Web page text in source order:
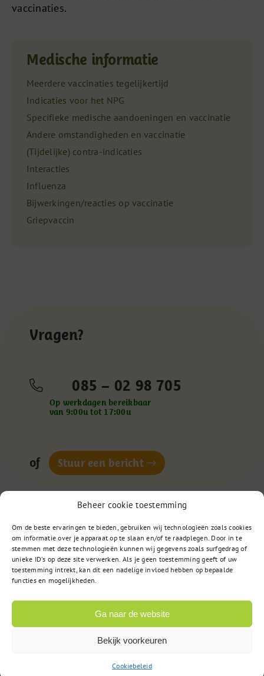
Beheer cookie toestemming
Om de beste ervaringen te bieden, gebruiken wij technologieën zoals cookies
om informatie over je apparaat op te slaan en/of te raadplegen. Door in te
stemmen met deze technologieën kunnen wij gegevens zoals surfgedrag of
unieke ID's op deze site verwerken. Als je geen toestemming geeft of uw
toestemming intrekt, kan dit een nadelige invloed hebben op bepaalde
functies en mogelijkheden.
Ga naar de website
Bekijk voorkeuren
Cookiebeleid
vaccinaties.
Medische informatie
Meerdere vaccinaties tegelijkertijd
Indicaties voor het NPG
Specifieke medische aandoeningen en vaccinatie
Andere omstandigheden en vaccinatie
(Tijdelijke) contra-indicaties
Interacties
Influenza
Bijwerkingen/reacties op vaccinatie
Griepvaccin
Vragen?
085 – 02 98 705
Op werkdagen bereikbaar
van 9:00u tot 17:00u
of Stuur een bericht